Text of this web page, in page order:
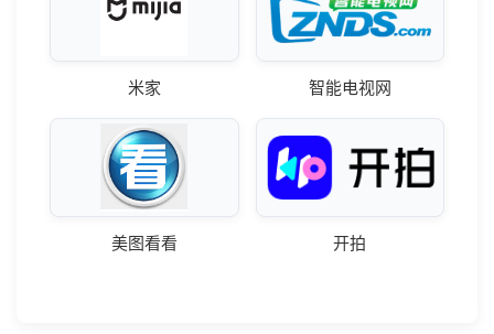
米家 智能电视网
美图看看 开拍